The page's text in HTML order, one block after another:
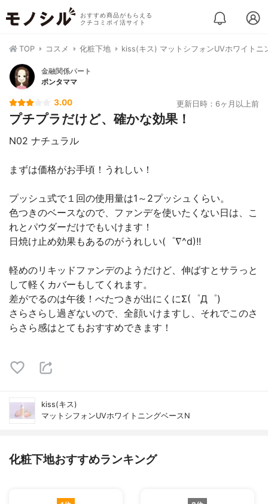
おすすめ商品がもらえる
クチコミポイ活サイト
TOP コスメ 化粧下地 kiss(キス) マットシフォンUVホワイトニ
金融関係パート
ポンタママ
3.00 更新日時：6ヶ月以上前
プチプラだけど、確かな効果！
N02 ナチュラル
まずは価格がお手頃！うれしい！
プッシュ式で１回の使用量は1～2プッシュくらい。
色つきのベースなので、ファンデを使いたくない日は、こ
れとパウダーだけでもいけます！
日焼け止め効果もあるのがうれしい(゜∇^d)!!
軽めのリキッドファンデのようだけど、伸ばすとサラっと
して軽くカバーもしてくれます。
差がでるのは午後！べたつきが出にくにΣ(゜Д゜)
さらさらし過ぎないので、全顔いけますし、それでこのさ
らさら感はとてもおすすめできます！
kiss(キス)
マットシフォンUVホワイトニングベースN
化粧下地おすすめランキング